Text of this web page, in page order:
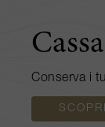
Conserva i